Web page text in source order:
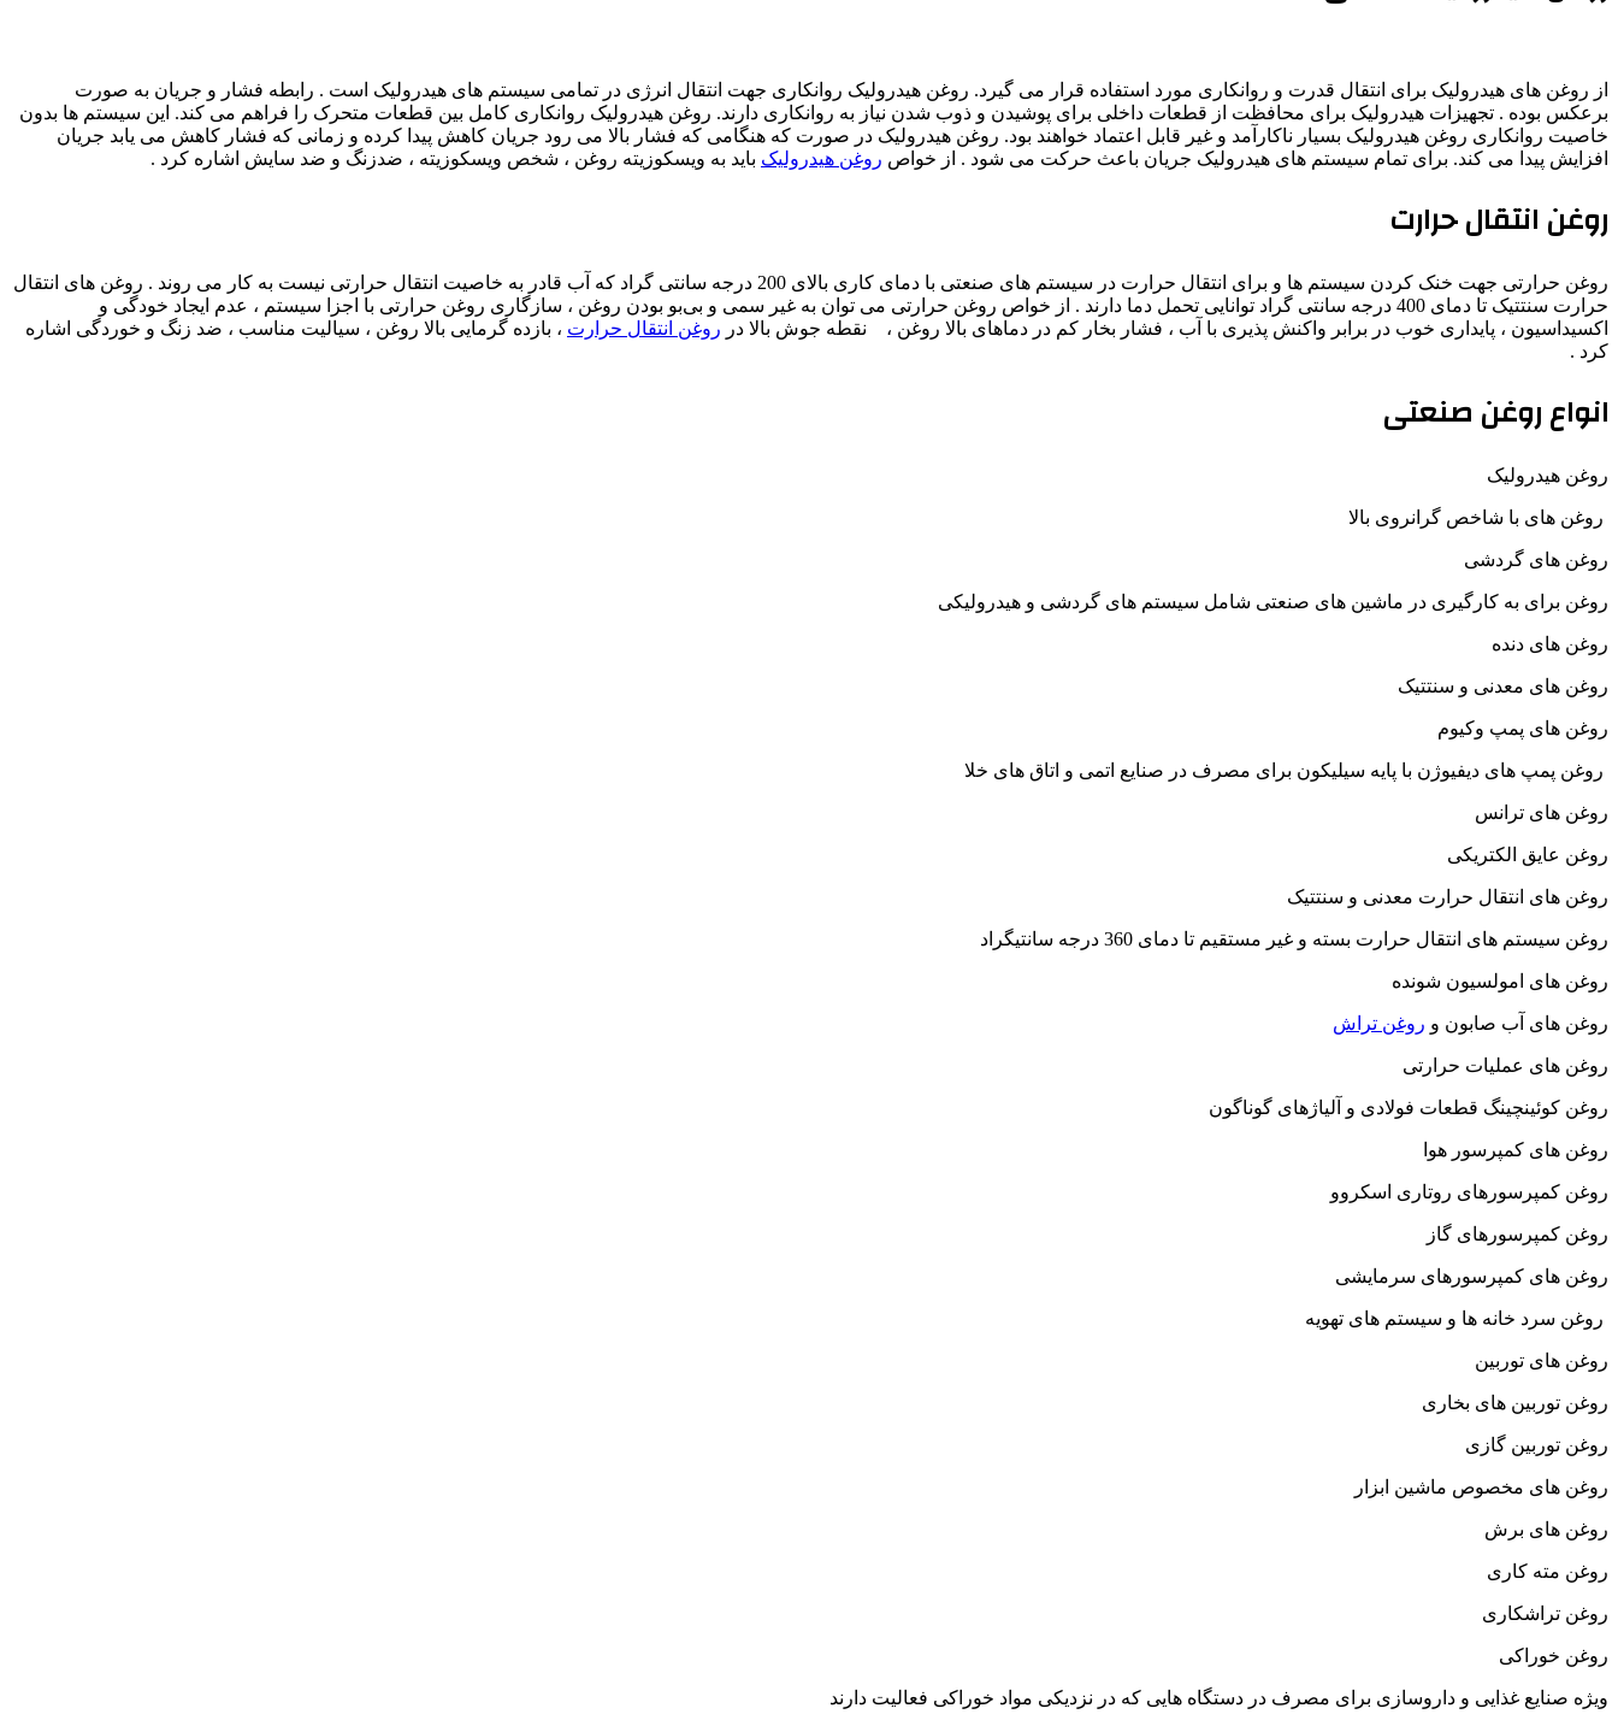
از روغن های هیدرولیک برای انتقال قدرت و روانکاری مورد استفاده قرار می گیرد. روغن هیدرولیک روانکاری جهت انتقال انرژی در تمامی سیستم های هیدرولیک است . رابطه فشار و جریان به صورت
برعکس بوده . تجهیزات هیدرولیک برای محافظت از قطعات داخلی برای پوشیدن و ذوب شدن نیاز به روانکاری دارند. روغن هیدرولیک روانکاری کامل بین قطعات متحرک را فراهم می کند. این سیستم ها بدون
خاصیت روانکاری روغن هیدرولیک بسیار ناکارآمد و غیر قابل اعتماد خواهند بود. روغن هیدرولیک در صورت که هنگامی که فشار بالا می رود جریان کاهش پیدا کرده و زمانی که فشار کاهش می یابد جریان
افزایش پیدا می کند. برای تمام سیستم های هیدرولیک جریان باعث حرکت می شود . از خواص روغن هیدرولیک باید به ویسکوزیته روغن ، شخص ویسکوزیته ، ضدزنگ و ضد سایش اشاره کرد .
روغن انتقال حرارت
روغن حرارتی جهت خنک کردن سیستم ها و برای انتقال حرارت در سیستم های صنعتی با دمای کاری بالای 200 درجه سانتی گراد که آب قادر به خاصیت انتقال حرارتی نیست به کار می روند . روغن های انتقال
حرارت سنتتیک تا دمای 400 درجه سانتی گراد توانایی تحمل دما دارند . از خواص روغن حرارتی می توان به غیر سمی و بی‌بو بودن روغن ، سازگاری روغن حرارتی با اجزا سیستم ، عدم ایجاد خودگی و
اکسیداسیون ، پایداری خوب در برابر واکنش پذیری با آب ، فشار بخار کم در دماهای بالا روغن ، نقطه جوش بالا در روغن انتقال حرارت ، بازده گرمایی بالا روغن ، سیالیت مناسب ، ضد زنگ و خوردگی اشاره
کرد .
انواع روغن صنعتی
روغن هیدرولیک
روغن های با شاخص گرانروی بالا
روغن های گردشی
روغن برای به کارگیری در ماشین های صنعتی شامل سیستم های گردشی و هیدرولیکی
روغن های دنده
روغن های معدنی و سنتتیک
روغن های پمپ وکیوم
روغن پمپ های دیفیوژن با پایه سیلیکون برای مصرف در صنایع اتمی و اتاق های خلا
روغن های ترانس
روغن عایق الکتریکی
روغن های انتقال حرارت معدنی و سنتتیک
روغن سیستم های انتقال حرارت بسته و غیر مستقیم تا دمای 360 درجه سانتیگراد
روغن های امولسیون شونده
روغن های آب صابون و روغن تراش
روغن های عملیات حرارتی
روغن کوئینچینگ قطعات فولادی و آلیاژهای گوناگون
روغن های کمپرسور هوا
روغن کمپرسورهای روتاری اسکروو
روغن کمپرسورهای گاز
روغن های کمپرسورهای سرمایشی
روغن سرد خانه ها و سیستم های تهویه
روغن های توربین
روغن توربین های بخاری
روغن توربین گازی
روغن های مخصوص ماشین ابزار
روغن های برش
روغن مته کاری
روغن تراشکاری
روغن خوراکی
ویژه صنایع غذایی و داروسازی برای مصرف در دستگاه هایی که در نزدیکی مواد خوراکی فعالیت دارند